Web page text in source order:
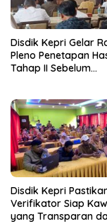
Disdik Kepri Gelar
Pleno Penetapan
Tahap II Sebelum
Disdik Kepri
Verifikator Siap
yang Transparan